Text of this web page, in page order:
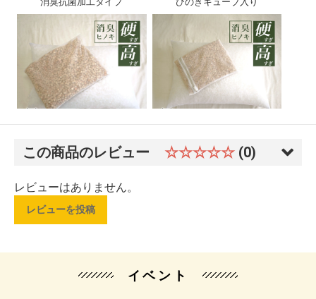
この商品のレビュー ☆☆☆☆☆ (0)
レビューはありません。
レビューを投稿
イベント